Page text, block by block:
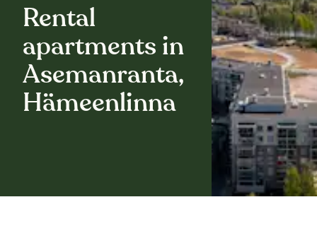
Rental
apartments in
Asemanranta,
Hämeenlinna